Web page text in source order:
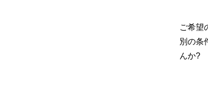
ご希望
別の条
んか?